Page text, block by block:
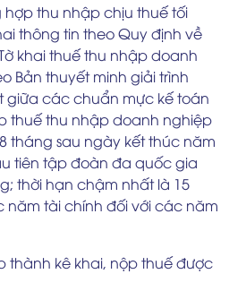
thu nhập chịu thuế tối
thông tin theo Quy định về
khai thuế thu nhập doanh
Bản thuyết minh giải trình
giữa các chuẩn mực kế toán
thuế thu nhập doanh nghiệp
tháng sau ngày kết thúc năm
tiên tập đoàn đa quốc gia
thời hạn chậm nhất là 15
năm tài chính đối với các năm
thành kê khai, nộp thuế được